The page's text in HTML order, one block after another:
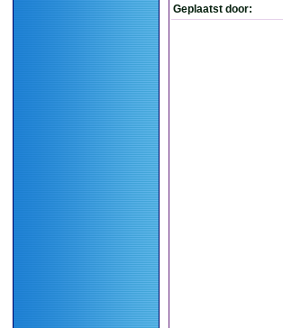
Geplaatst door: